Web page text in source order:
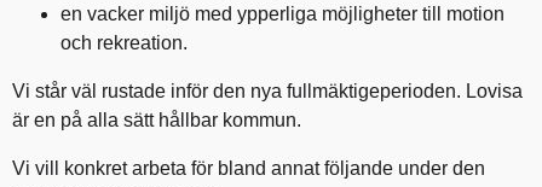
en vacker miljö med ypperliga möjligheter till motion
och rekreation.
Vi står väl rustade inför den nya fullmäktigeperioden. Lovisa
är en på alla sätt hållbar kommun.
Vi vill konkret arbeta för bland annat följande under den